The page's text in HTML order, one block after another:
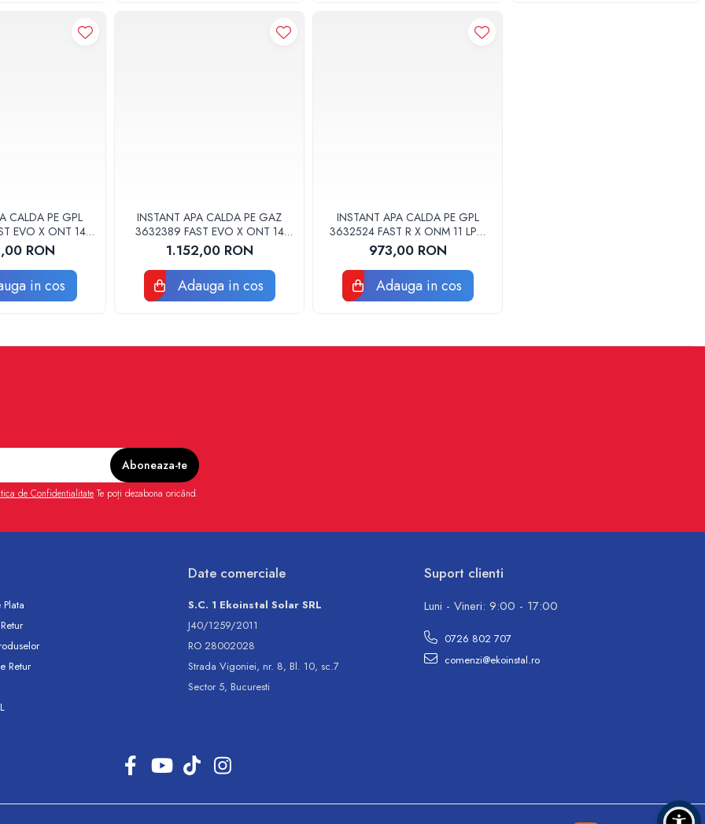
CALDA PE GPL
EVO X ONT 14
ARISTON
RON
in cos
INSTANT APA CALDA PE GAZ
3632389 FAST EVO X ONT 14
NG EU ARISTON
1.152,00 RON
Adauga in cos
INSTANT APA CALDA PE GPL
3632524 FAST R X ONM 11 LPG
ARISTON
973,00 RON
Adauga in cos
de Confidentialitate Te poți dezabona oricând.
Retur
Date comerciale
S.C. 1 Ekoinstal Solar SRL
J40/1259/2011
RO 28002028
Strada Vigoniei, nr. 8, Bl. 10, sc.7
Sector 5, Bucuresti
Suport clienti
Luni - Vineri: 9:00 - 17:00
0726 802 707
comenzi@ekoinstal.ro